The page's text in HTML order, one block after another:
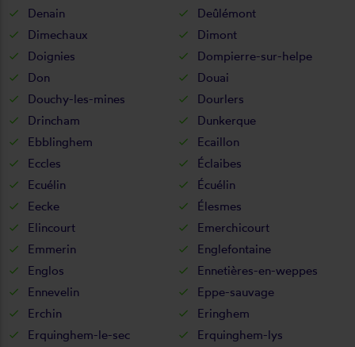
Denain
Deûlémont
Dimechaux
Dimont
Doignies
Dompierre-sur-helpe
Don
Douai
Douchy-les-mines
Dourlers
Drincham
Dunkerque
Ebblinghem
Ecaillon
Eccles
Éclaibes
Ecuélin
Écuélin
Eecke
Élesmes
Elincourt
Emerchicourt
Emmerin
Englefontaine
Englos
Ennetières-en-weppes
Ennevelin
Eppe-sauvage
Erchin
Eringhem
Erquinghem-le-sec
Erquinghem-lys